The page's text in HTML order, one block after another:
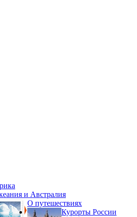
и Австралия
О путешествиях
Курорты России